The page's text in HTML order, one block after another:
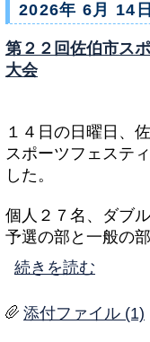
2026年 6月 14
第２２回佐伯市ス
大会
１４日の日曜日、
スポーツフェステ
した。
個人２７名、ダブ
予選の部と一般の
続きを読む
添付ファイル (1)